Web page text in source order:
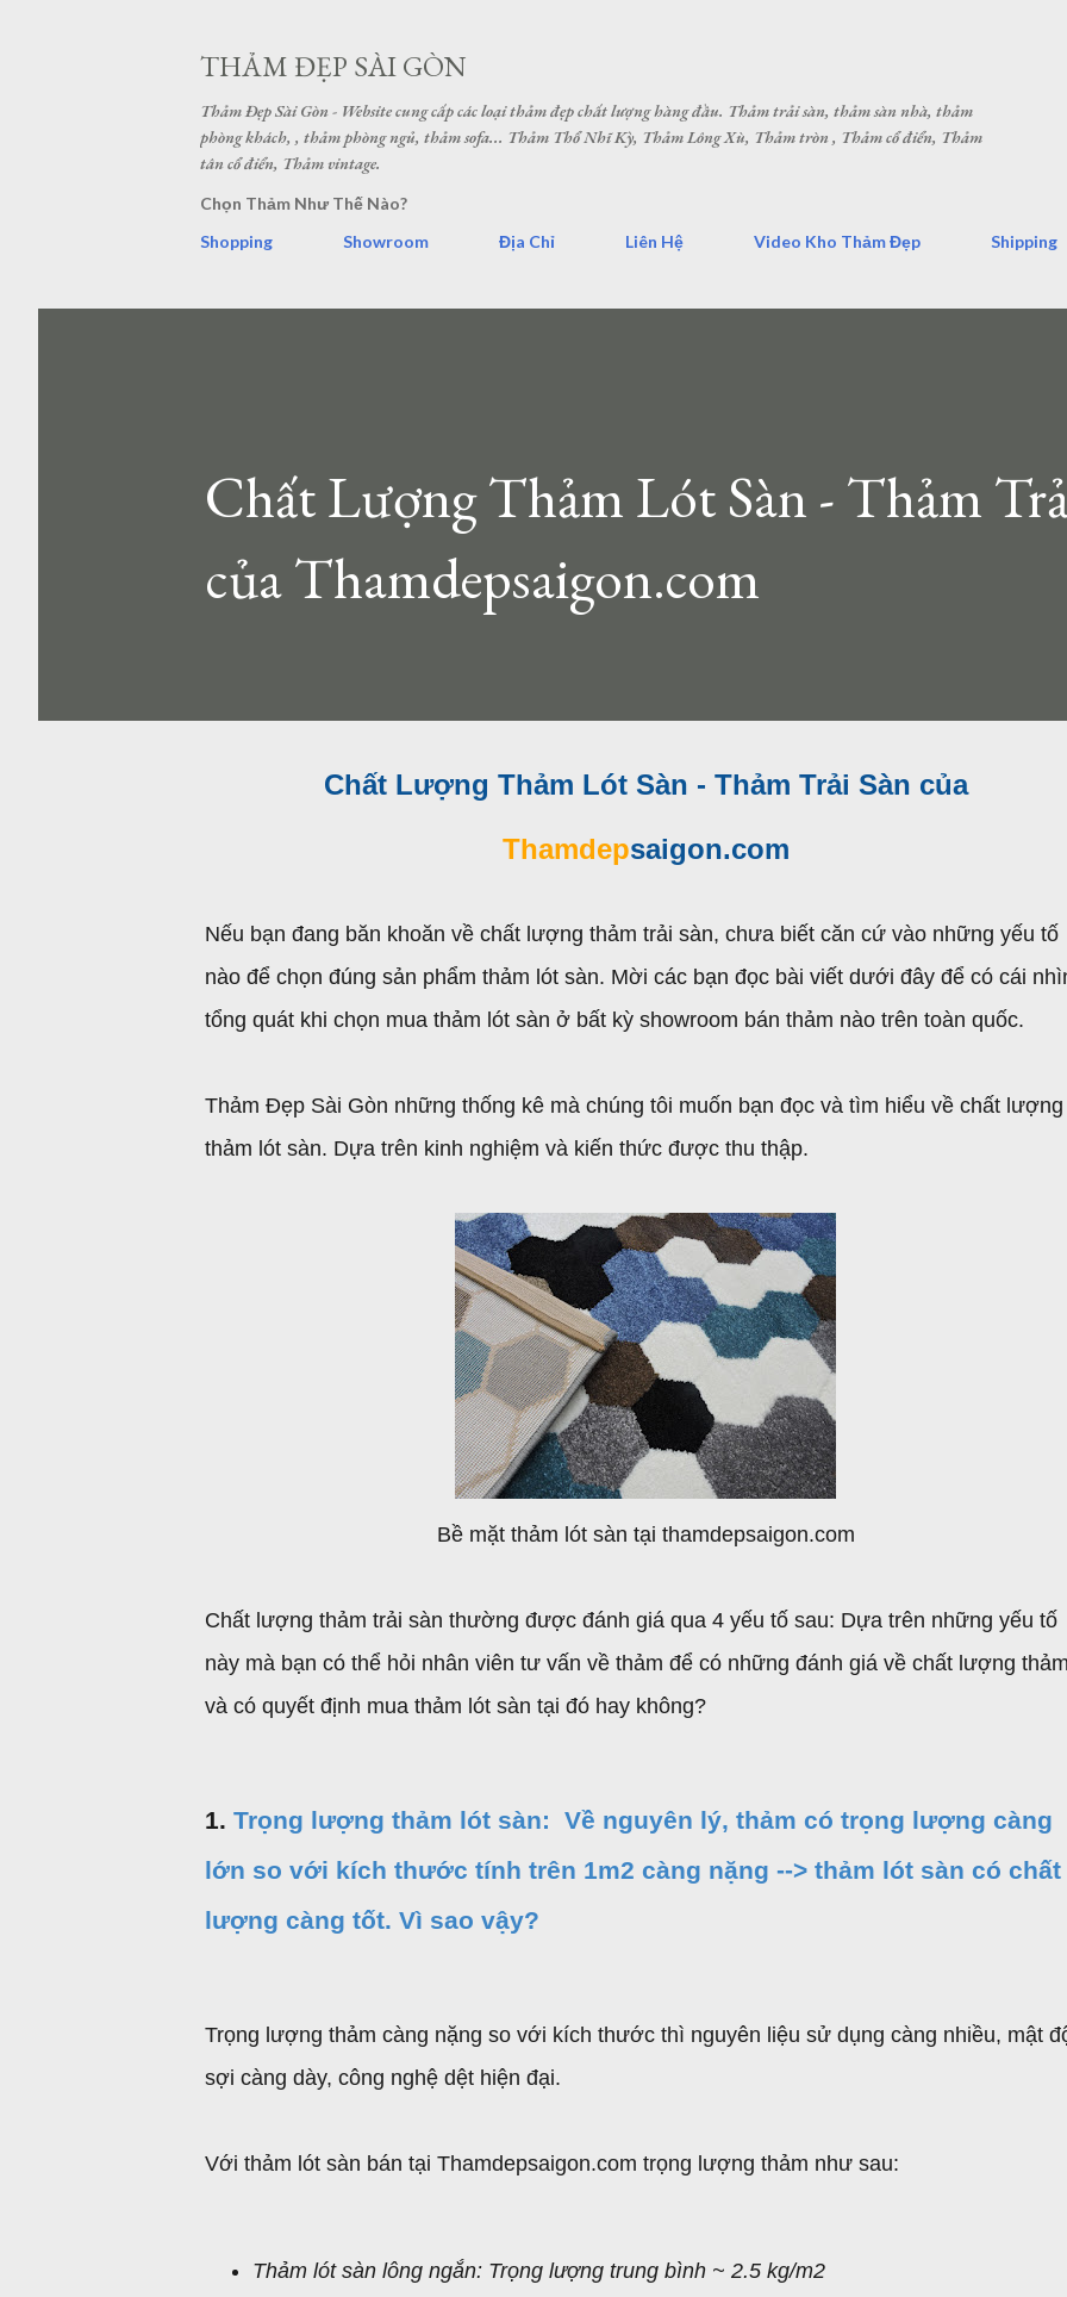
THẢM ĐẸP SÀI GÒN
Thảm Đẹp Sài Gòn - Website cung cấp các loại thảm đẹp chất lượng hàng đầu. Thảm trải sàn, thảm sàn nhà, thảm
phòng khách, , thảm phòng ngủ, thảm sofa... Thảm Thổ Nhĩ Kỳ, Thảm Lông Xù, Thảm tròn , Thảm cổ điển, Thảm
tân cổ điển, Thảm vintage.
Chọn Thảm Như Thế Nào?
Shopping
Showroom Địa Chỉ Liên Hệ Video Kho Thảm Đẹp Shipping
Chất Lượng Thảm Lót Sàn - Thảm
của Thamdepsaigon.com
Chất Lượng Thảm Lót Sàn - Thảm Trải Sàn của
Thamdepsaigon.com
Nếu bạn đang băn khoăn về chất lượng thảm trải sàn, chưa biết căn cứ vào những yếu tố
nào để chọn đúng sản phẩm thảm lót sàn. Mời các bạn đọc bài viết dưới đây để có cái
tổng quát khi chọn mua thảm lót sàn ở bất kỳ showroom bán thảm nào trên toàn quốc.
Thảm Đẹp Sài Gòn những thống kê mà chúng tôi muốn bạn đọc và tìm hiểu về chất lượng
thảm lót sàn. Dựa trên kinh nghiệm và kiến thức được thu thập.
Bề mặt thảm lót sàn tại thamdepsaigon.com
Chất lượng thảm trải sàn thường được đánh giá qua 4 yếu tố sau: Dựa trên những yếu tố
này mà bạn có thể hỏi nhân viên tư vấn về thảm để có những đánh giá về chất lượng
và có quyết định mua thảm lót sàn tại đó hay không?
1. Trọng lượng thảm lót sàn: Về nguyên lý, thảm có trọng lượng càng
lớn so với kích thước tính trên 1m2 càng nặng --> thảm lót sàn có chất
lượng càng tốt. Vì sao vậy?
Trọng lượng thảm càng nặng so với kích thước thì nguyên liệu sử dụng càng nhiều, mật
sợi càng dày, công nghệ dệt hiện đại.
Với thảm lót sàn bán tại Thamdepsaigon.com trọng lượng thảm như sau:
Thảm lót sàn lông ngắn: Trọng lượng trung bình ~ 2.5 kg/m2